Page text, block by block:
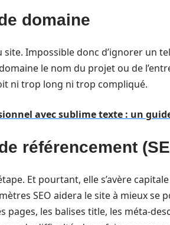
domaine
Impossible donc d’ignorer un
le nom du projet ou de
ni trop long ni trop compliqué.
avec sublime texte : un
référencement
Et pourtant, elle s’avère
SEO aidera le site à mieux se
pages, les balises title, les méta-